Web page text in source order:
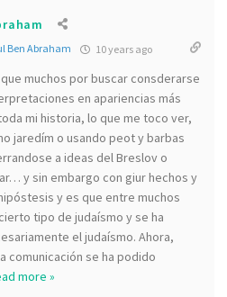
Ben Abraham 10 years ago
muchos por buscar consderarse
en apariencias más
mi historia, lo que me toco ver,
jaredím o usando peot y barbas
a ideas del Breslov o
y sin embargo con giur hechos y
y es que entre muchos
tipo de judaísmo y se ha
el judaísmo. Ahora,
comunicación se ha podido
more »